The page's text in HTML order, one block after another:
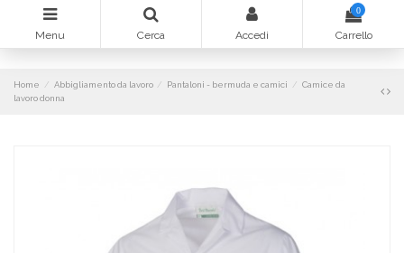
Menu Cerca Accedi
0
Carrello
Home Abbigliamento da lavoro Pantaloni - bermuda e camici
Camice da
lavoro donna